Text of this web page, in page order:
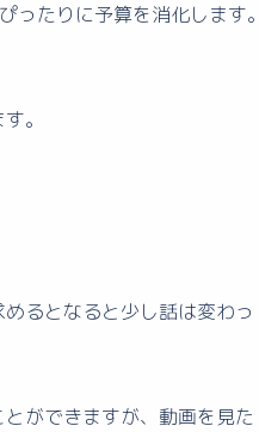
たりに予算を消化します。
。
るとなると少し話は変わっ
ができますが、動画を見た